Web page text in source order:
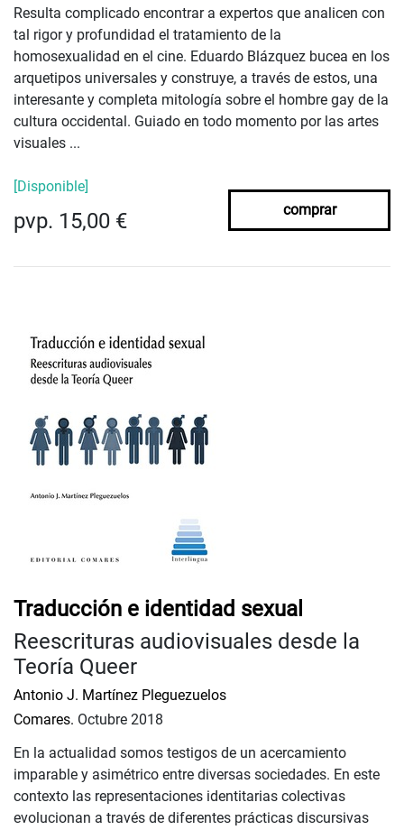
Resulta complicado encontrar a expertos que analicen con
tal rigor y profundidad el tratamiento de la
homosexualidad en el cine. Eduardo Blázquez bucea en los
arquetipos universales y construye, a través de estos, una
interesante y completa mitología sobre el hombre gay de la
cultura occidental. Guiado en todo momento por las artes
visuales ...
[Disponible]
pvp. 15,00 € comprar
Traducción e identidad sexual
Reescrituras audiovisuales desde la
Teoría Queer
Antonio J. Martínez Pleguezuelos
Comares. Octubre 2018
En la actualidad somos testigos de un acercamiento
imparable y asimétrico entre diversas sociedades. En este
contexto las representaciones identitarias colectivas
evolucionan a través de diferentes prácticas discursivas